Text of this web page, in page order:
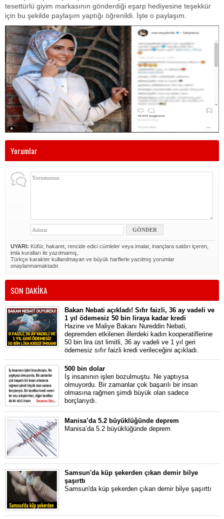
tesettürlü giyim markasının gönderdiği eşarp hediyesine teşekkür
için bu şekilde paylaşım yaptığı öğrenildi. İşte o paylaşım.
Yorumlar
UYARI: Küfür, hakaret, rencide edici cümleler veya imalar, inançlara saldırı içeren,
imla kuralları ile yazılmamış,
Türkçe karakter kullanılmayan ve büyük harflerle yazılmış yorumlar
onaylanmamaktadır.
SON DAKİKA
Bakan Nebati açıkladı! Sıfır faizli, 36 ay vadeli ve
1 yıl ödemesiz 50 bin liraya kadar kredi
Hazine ve Maliye Bakanı Nureddin Nebati,
depremden etkilenen illerdeki kadın kooperatiflerine
50 bin lira üst limitli, 36 ay vadeli ve 1 yıl geri
ödemesiz sıfır faizli kredi verileceğini açıkladı.
500 bin dolar
İş insanının işleri bozulmuştu. Ne yaptıysa
olmuyordu. Bir zamanlar çok başarılı bir insan
olmasına rağmen şimdi büyük olan sadece
borçlarıydı.
Manisa’da 5.2 büyüklüğünde deprem
Manisa’da 5.2 büyüklüğünde deprem
Samsun'da küp şekerden çıkan demir bilye
şaşırttı
Samsun'da küp şekerden çıkan demir bilye şaşırttı